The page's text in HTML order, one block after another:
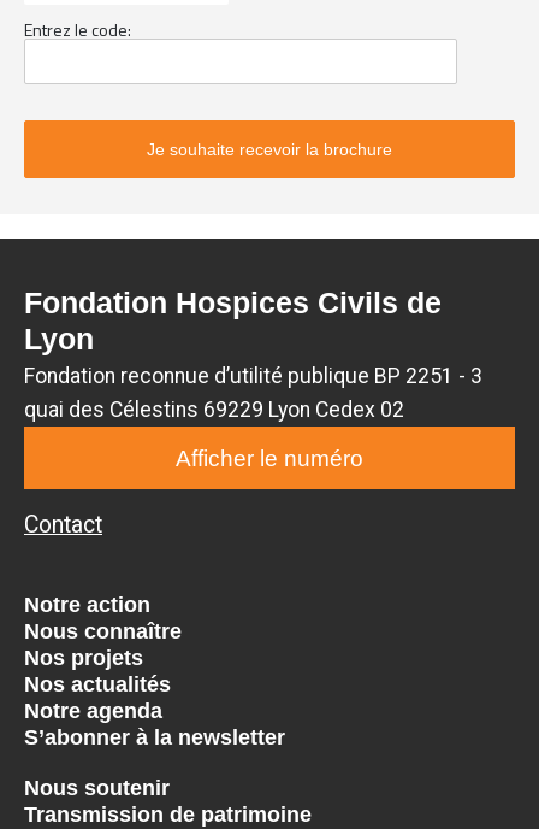
Entrez le code:
Fondation Hospices Civils de
Lyon
Fondation reconnue d’utilité publique BP 2251 - 3
quai des Célestins 69229 Lyon Cedex 02
Afficher le numéro
Contact
Notre action
Nous connaître
Nos projets
Nos actualités
Notre agenda
S’abonner à la newsletter
Nous soutenir
Transmission de patrimoine